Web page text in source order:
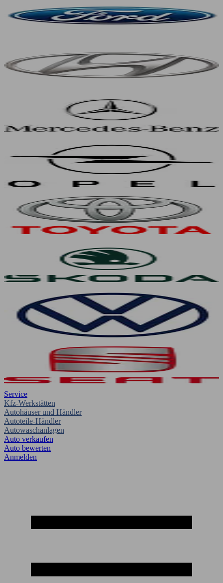
Service
Kfz-Werkstätten
Autohäuser und Händler
Autoteile-Händler
Autowaschanlagen
Auto verkaufen
Auto bewerten
Anmelden